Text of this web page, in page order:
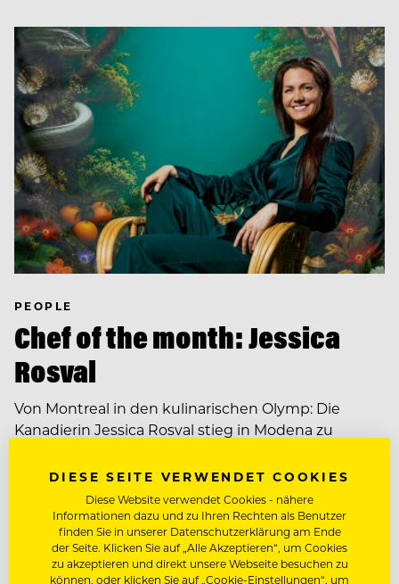
PEOPLE
Chef of the month: Jessica
Rosval
Von Montreal in den kulinarischen Olymp: Die
Kanadierin Jessica Rosval stieg in Modena zu
Heute gilt sie als beste Köchin…
DIESE SEITE VERWENDET COOKIES
Diese Website verwendet Cookies - nähere
Informationen dazu und zu Ihren Rechten als Benutzer
finden Sie in unserer Datenschutzerklärung am Ende
der Seite. Klicken Sie auf „Alle Akzeptieren“, um Cookies
zu akzeptieren und direkt unsere Webseite besuchen zu
können, oder klicken Sie auf „Cookie-Einstellungen“, um